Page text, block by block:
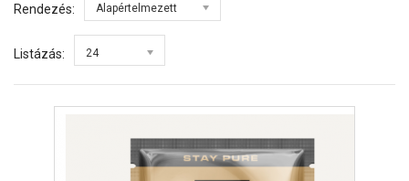
Rendezés: Alapértelmezett
Listázás: 24